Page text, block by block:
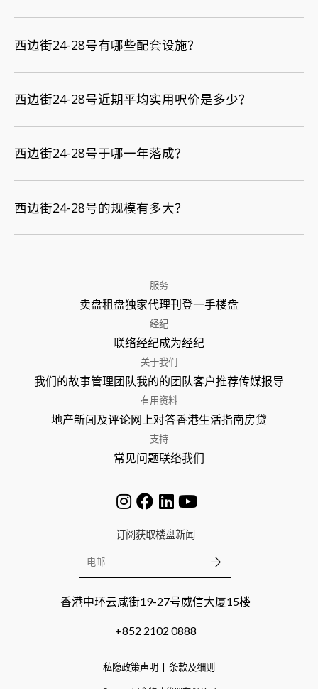
西边街24-28号有哪些配套设施？
西边街24-28号近期平均实用呎价是多少？
西边街24-28号于哪一年落成？
西边街24-28号的规模有多大？
服务
卖盘租盘独家代理刊登一手楼盘
经纪
联络经纪成为经纪
关于我们
我们的故事管理团队我的的团队客户推荐传媒报导
有用资料
地产新闻及评论网上对答香港生活指南房贷
支持
常见问题联络我们
订阅获取楼盘新闻
香港中环云咸街19-27号威信大厦15楼
+852 2102 0888
私隐政策声明 条款及细则